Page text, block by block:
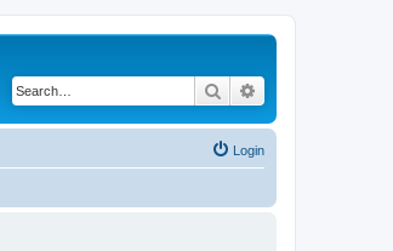
Search
Login